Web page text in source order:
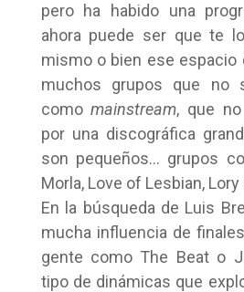
pero ha habido una
ahora puede ser que te
mismo o bien ese espacio
muchos grupos que no
comomainstream, que
por una discográfica
son pequeños… grupos
Morla, Love of Lesbian,
En la búsqueda de Luis
mucha influencia de
gente como The Beat o
tipo de dinámicas que